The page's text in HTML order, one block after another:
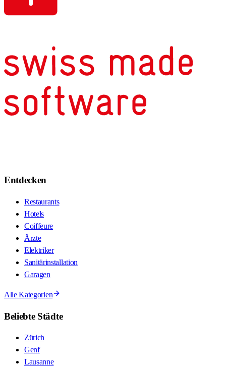
Entdecken
Restaurants
Hotels
Coiffeure
Ärzte
Elektriker
Sanitärinstallation
Garagen
Alle Kategorien
Beliebte Städte
Zürich
Genf
Lausanne